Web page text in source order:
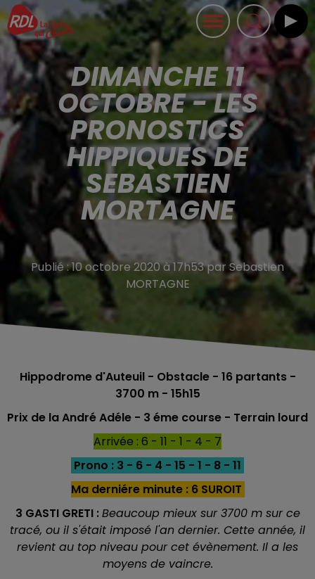
DIMANCHE 11
OCTOBRE - LES
PRONOSTICS
HIPPIQUES DE
SEBASTIEN
MORTAGNE
Publié : 10 octobre 2020 à 17h53 par Sebastien
MORTAGNE
Hippodrome d'Auteuil - Obstacle - 16 partants -
3700 m - 15h15
Prix de la André Adéle - 3 éme course - Terrain lourd
Arrivée : 6 - 11 - 1 - 4 - 7
Prono : 3 - 6 - 4 - 15 - 1 - 8 - 11
Ma derniére minute : 6 SUROIT
3 GASTI GRETI :Beaucoup mieux sur 3700 m sur ce
tracé, ou il s'était imposé l'an dernier. Cette année, il
revient au top niveau pour cet évènement. Il a les
moyens de vaincre.